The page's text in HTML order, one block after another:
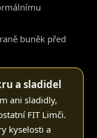
buněk před
a sladidel
ani sladidly,
FIT Limči.
kyselosti a